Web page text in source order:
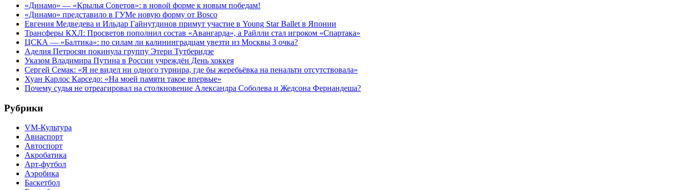
«Динамо» — «Крылья Советов»: в новой форме к новым победам!
«Динамо» представило в ГУМе новую форму от Bosco
Евгения Медведева и Ильдар Гайнутдинов примут участие в Young Star Ballet в Японии
Трансферы КХЛ: Просветов пополнил состав «Авангарда», а Райлли стал игроком «Спартака»
ЦСКА — «Балтика»: по силам ли калининградцам увезти из Москвы 3 очка?
Аделия Петросян покинула группу Этери Тутберидзе
Указом Владимира Путина в России учреждён День хоккея
Сергей Семак: «Я не видел ни одного турнира, где бы жеребьёвка на пенальти отсутствовала»
Хуан Карлос Карседо: «На моей памяти такое впервые»
Почему судья не отреагировал на столкновение Александра Соболева и Жедсона Фернандеша?
Рубрики
VM-Культура
Авиаспорт
Автоспорт
Акробатика
Арт-футбол
Аэробика
Баскетбол